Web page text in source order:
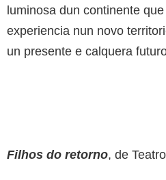
luminosa dun continente
experiencia nun novo
un presente e calquera
Filhos do retorno, de